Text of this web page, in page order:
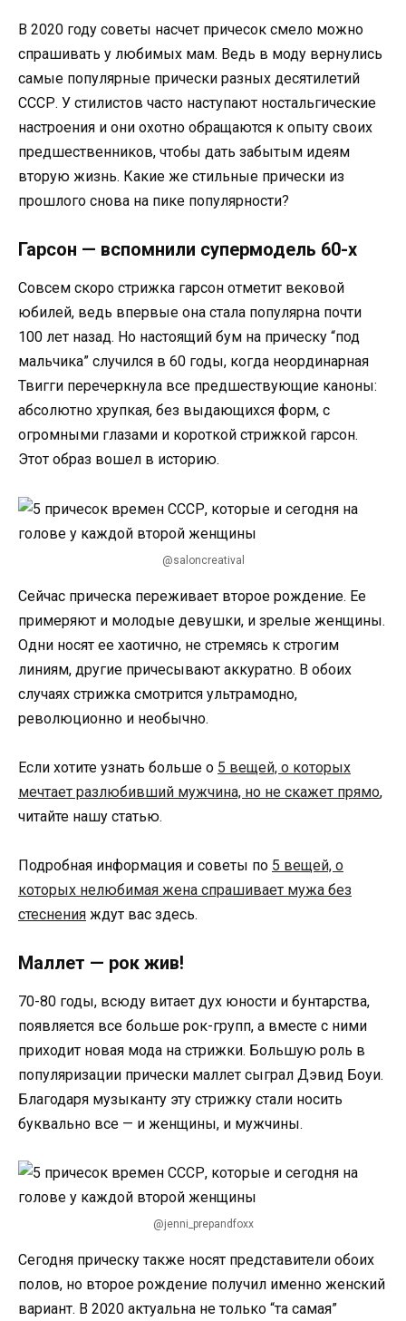
В 2020 году советы насчет причесок смело можно
спрашивать у любимых мам. Ведь в моду вернулись
самые популярные прически разных десятилетий
СССР. У стилистов часто наступают ностальгические
настроения и они охотно обращаются к опыту своих
предшественников, чтобы дать забытым идеям
вторую жизнь. Какие же стильные прически из
прошлого снова на пике популярности?
Гарсон — вспомнили супермодель 60-х
Совсем скоро стрижка гарсон отметит вековой
юбилей, ведь впервые она стала популярна почти
100 лет назад. Но настоящий бум на прическу “под
мальчика” случился в 60 годы, когда неординарная
Твигги перечеркнула все предшествующие каноны:
абсолютно хрупкая, без выдающихся форм, с
огромными глазами и короткой стрижкой гарсон.
Этот образ вошел в историю.
@saloncreatival
Сейчас прическа переживает второе рождение. Ее
примеряют и молодые девушки, и зрелые женщины.
Одни носят ее хаотично, не стремясь к строгим
линиям, другие причесывают аккуратно. В обоих
случаях стрижка смотрится ультрамодно,
революционно и необычно.
Если хотите узнать больше о 5 вещей, о которых
мечтает разлюбивший мужчина, но не скажет прямо,
читайте нашу статью.
Подробная информация и советы по 5 вещей, о
которых нелюбимая жена спрашивает мужа без
стеснения ждут вас здесь.
Маллет — рок жив!
70-80 годы, всюду витает дух юности и бунтарства,
появляется все больше рок-групп, а вместе с ними
приходит новая мода на стрижки. Большую роль в
популяризации прически маллет сыграл Дэвид Боуи.
Благодаря музыканту эту стрижку стали носить
буквально все — и женщины, и мужчины.
@jenni_prepandfoxx
Сегодня прическу также носят представители обоих
полов, но второе рождение получил именно женский
вариант. В 2020 актуальна не только “та самая”